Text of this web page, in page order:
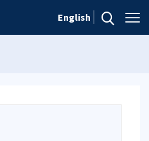
English